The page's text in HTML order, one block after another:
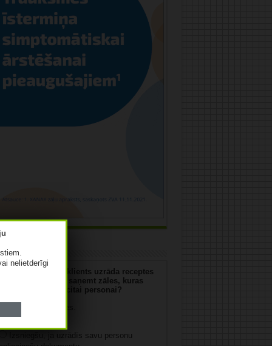
jūs rīkosities, ja klients uzrāda receptes
numuru un vēlas saņemt zāles, kuras
parakstītas citai personai?
Izsniegšu, ja uzrādīs savu personu
nelietderīgi